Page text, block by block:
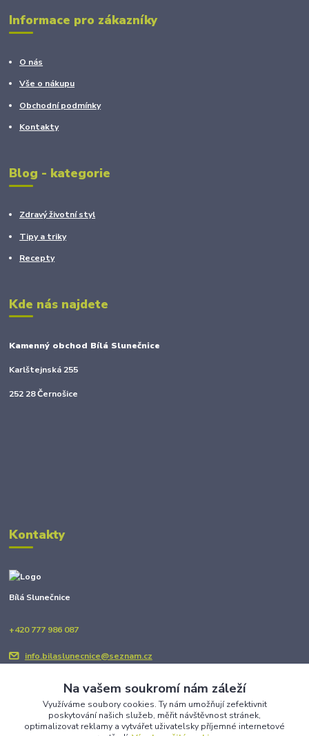
Informace pro zákazníky
O nás
Vše o nákupu
Obchodní podmínky
Kontakty
Blog - kategorie
Zdravý životní styl
Tipy a triky
Recepty
Kde nás najdete
Kamenný obchod Bílá Slunečnice
Karlštejnská 255
252 28 Černošice
Kontakty
Bílá Slunečnice
+420 777 986 087
info.bilaslunecnice@seznam.cz
Na vašem soukromí nám záleží
Využíváme soubory cookies. Ty nám umožňují zefektivnit
poskytování našich služeb, měřit návštěvnost stránek,
optimalizovat reklamy a vytvářet uživatelsky příjemné internetové